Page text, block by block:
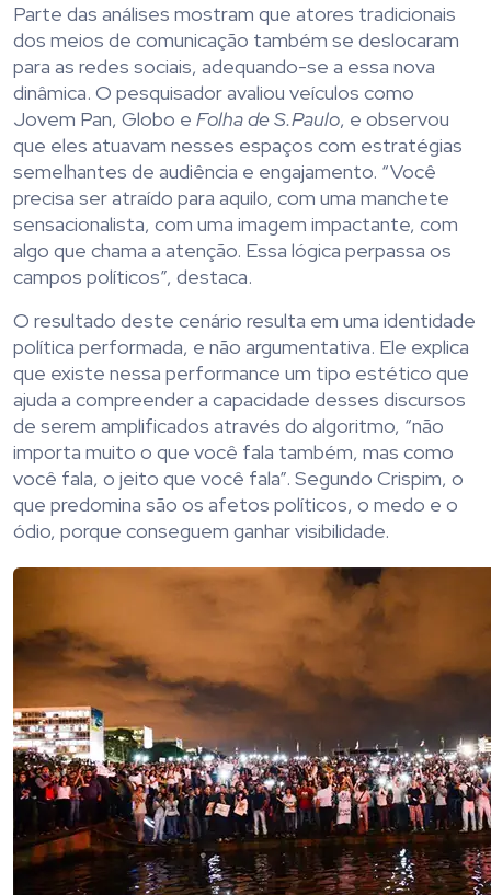
Parte das análises mostram que atores tradicionais
dos meios de comunicação também se deslocaram
para as redes sociais, adequando-se a essa nova
dinâmica. O pesquisador avaliou veículos como
Jovem Pan, Globo e Folha de S.Paulo, e observou
que eles atuavam nesses espaços com estratégias
semelhantes de audiência e engajamento. “Você
precisa ser atraído para aquilo, com uma manchete
sensacionalista, com uma imagem impactante, com
algo que chama a atenção. Essa lógica perpassa os
campos políticos”, destaca.
O resultado deste cenário resulta em uma identidade
política performada, e não argumentativa. Ele explica
que existe nessa performance um tipo estético que
ajuda a compreender a capacidade desses discursos
de serem amplificados através do algoritmo, “não
importa muito o que você fala também, mas como
você fala, o jeito que você fala”. Segundo Crispim, o
que predomina são os afetos políticos, o medo e o
ódio, porque conseguem ganhar visibilidade.